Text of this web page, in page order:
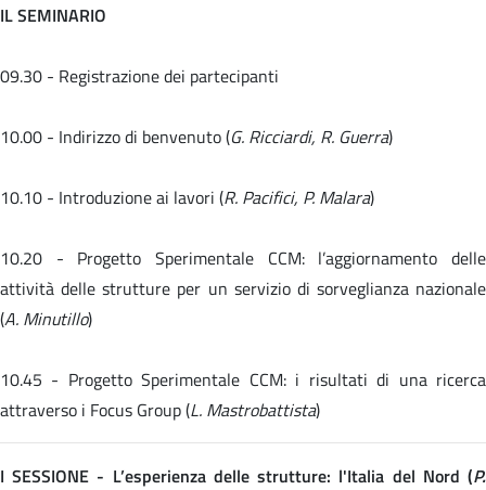
IL SEMINARIO
09.30 - Registrazione dei partecipanti
10.00 - Indirizzo di benvenuto (G. Ricciardi, R. Guerra)
10.10 - Introduzione ai lavori (R. Pacifici, P. Malara)
10.20 - Progetto Sperimentale CCM: l’aggiornamento delle
attività delle strutture per un servizio di sorveglianza nazionale
(A. Minutillo)
10.45 - Progetto Sperimentale CCM: i risultati di una ricerca
attraverso i Focus Group (L. Mastrobattista)
I SESSIONE - L’esperienza delle strutture: l'Italia del Nord (P.